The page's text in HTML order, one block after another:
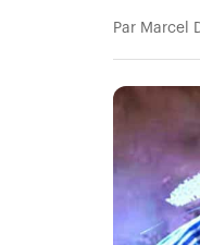
Par Marcel